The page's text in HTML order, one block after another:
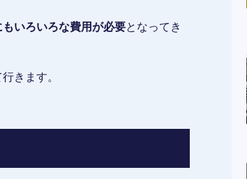
もいろいろな費用が必要となってき
きます。